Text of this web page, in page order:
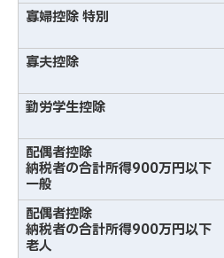
寡婦控除 特別
寡夫控除
勤労学生控除
配偶者控除
納税者の合計所得900万円以下
一般
配偶者控除
納税者の合計所得900万円以下
老人